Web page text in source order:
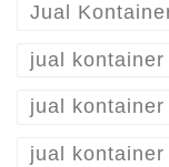
Jual
jual
jual kontainer
jual kontainer